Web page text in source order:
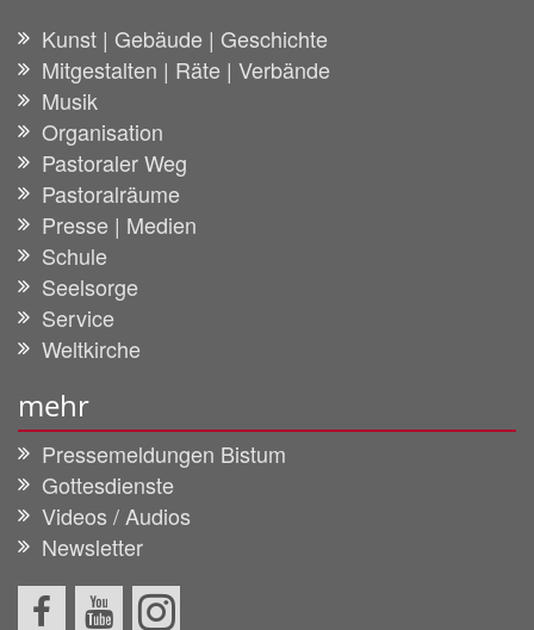
Kunst | Gebäude | Geschichte
Mitgestalten | Räte | Verbände
Musik
Organisation
Pastoraler Weg
Pastoralräume
Presse | Medien
Schule
Seelsorge
Service
Weltkirche
mehr
Pressemeldungen Bistum
Gottesdienste
Videos / Audios
Newsletter